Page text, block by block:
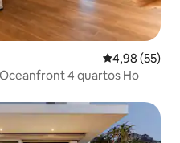
4,98 de uma
4,98 (55)
Mangata: Camps Bay Luxury Oceanfront 4 quartos Ho